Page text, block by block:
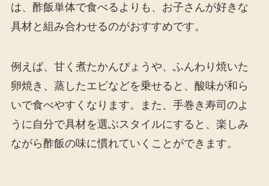
は、酢飯単体で食べるよりも、お子さんが好きな
具材と組み合わせるのがおすすめです。
例えば、甘く煮たかんぴょうや、ふんわり焼いた
卵焼き、蒸したエビなどを乗せると、酸味が和ら
いで食べやすくなります。また、手巻き寿司のよ
うに自分で具材を選ぶスタイルにすると、楽しみ
ながら酢飯の味に慣れていくことができます。